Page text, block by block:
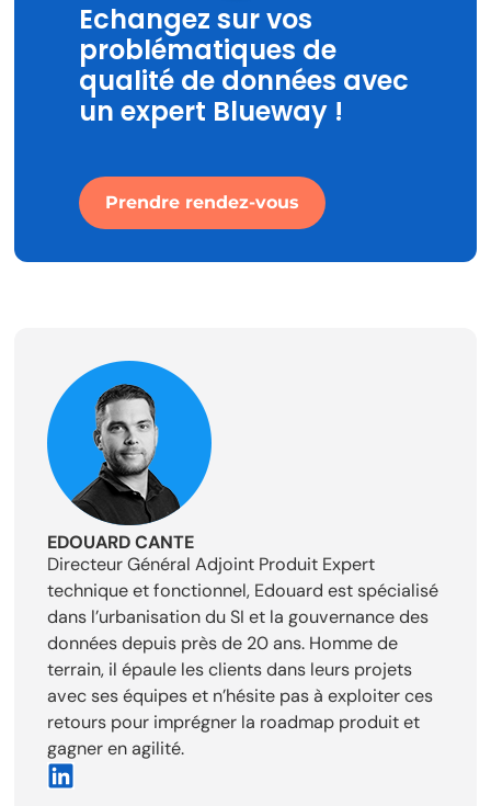
Echangez sur vos
problématiques de
qualité de données avec
un expert Blueway !
Prendre rendez-vous
EDOUARD CANTE
Directeur Général Adjoint Produit Expert
technique et fonctionnel, Edouard est spécialisé
dans l’urbanisation du SI et la gouvernance des
données depuis près de 20 ans. Homme de
terrain, il épaule les clients dans leurs projets
avec ses équipes et n’hésite pas à exploiter ces
retours pour imprégner la roadmap produit et
gagner en agilité.